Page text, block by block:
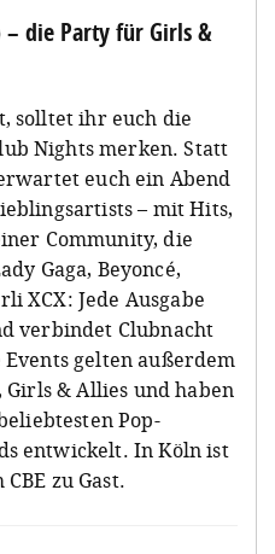
die Party für Girls &
solltet ihr euch die
Nights merken. Statt
euch ein Abend
– mit Hits,
Community, die
Gaga, Beyoncé,
XCX: Jede Ausgabe
verbindet Clubnacht
gelten außerdem
Girls & Allies und haben
Pop-
entwickelt. In Köln ist
zu Gast.